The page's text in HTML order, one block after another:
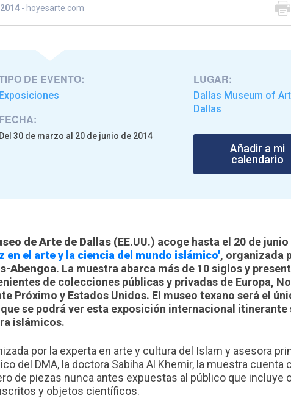
- hoyesarte.com
DE EVENTO:
Exposiciones
FECHA:
Del 30 de marzo al 20 de junio de 2014
LUGAR:
Dallas Museum of Art
Dallas
Añadir a mi
calendario
de Arte de Dallas (EE.UU.) acoge hasta el 20 de
en el arte y la ciencia del mundo islámico', organizada
Abengoa. La muestra abarca más de 10 siglos y
de colecciones públicas y privadas de Europa,
Próximo y Estados Unidos. El museo texano será el
se podrá ver esta exposición internacional itinerante
islámicos.
por la experta en arte y cultura del Islam y asesora
del DMA, la doctora Sabiha Al Khemir, la muestra
de piezas nunca antes expuestas al público que incluye
y objetos científicos.